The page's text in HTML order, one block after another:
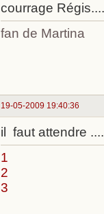
courrage
fan de Martina
19-05-2009 19:40:36
il faut attendre
1
2
3